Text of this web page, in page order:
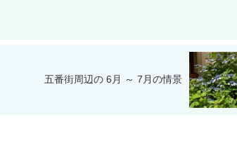
五番街周辺の 6月 ～ 7月の情景